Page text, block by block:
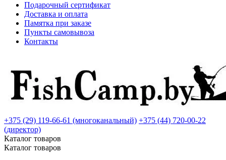
Подарочный сертификат
Доставка и оплата
Памятка при заказе
Пункты самовывоза
Контакты
+375 (29) 119-66-61 (многоканальный) +375 (44) 720-00-22
(директор)
Каталог товаров
Каталог товаров